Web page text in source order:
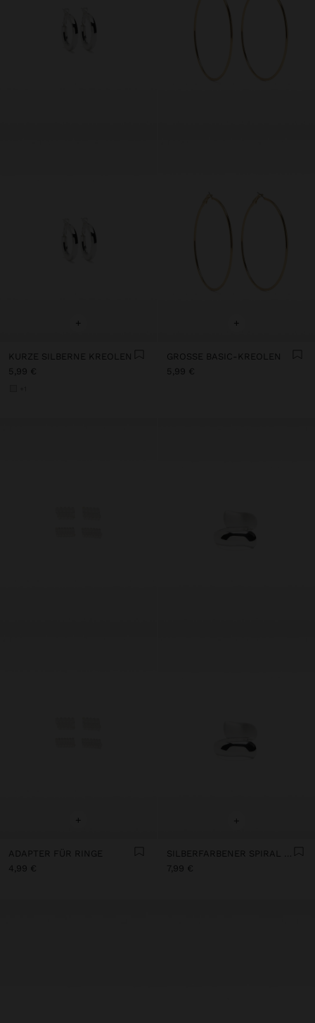
+
KURZE SILBERNE KREOLEN
5,99 €
+
GROSSE BASIC-KREOLEN
5,99 €
+
ADAPTER FÜR RINGE
4,99 €
+
7,99 €